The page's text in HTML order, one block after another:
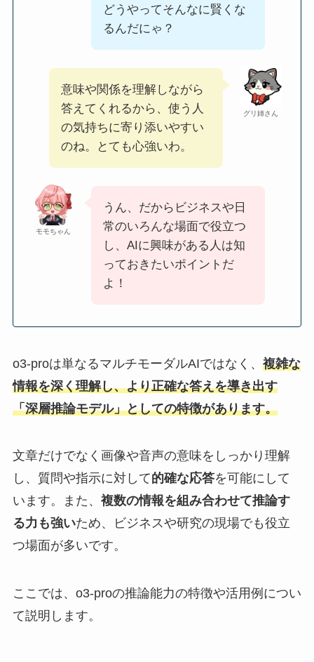
どうやってそんなに賢くな
るんだにゃ？
グリ姉さん
意味や関係を理解しながら
答えてくれるから、使う人
の気持ちに寄り添いやすい
のね。とても心強いわ。
モモちゃん
うん、だからビジネスや日
常のいろんな場面で役立つ
し、AIに興味がある人は知
っておきたいポイントだ
よ！
o3-proは単なるマルチモーダルAIではなく、 複雑な
情報を深く理解し、より正確な答えを導き出す
「深層推論モデル」としての特徴があります。
文章だけでなく画像や音声の意味をしっかり理解
し、質問や指示に対して的確な応答を可能にして
います。また、 複数の情報を組み合わせて推論す
る力も強いため、ビジネスや研究の現場でも役立
つ場面が多いです。
ここでは、o3-proの推論能力の特徴や活用例につい
て説明します。